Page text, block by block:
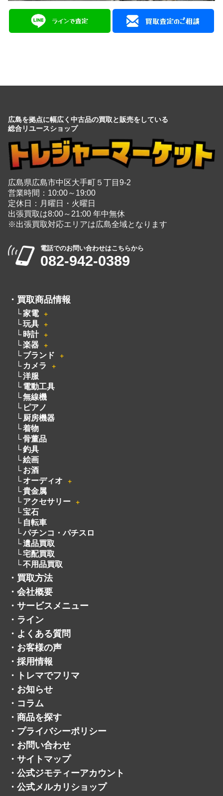
広島を拠点に幅広く中古品の買取と販売をしている
総合リユースショップ
広島県広島市中区大手町５丁目9-2
営業時間：10:00～19:00
定休日：月曜日・火曜日
出張買取は8:00～21:00 年中無休
※出張買取対応エリアは広島全域となります
電話でのお問い合わせはこちらから
082-942-0389
・ 買取商品情報
家電 ＋
玩具 ＋
時計 ＋
楽器 ＋
ブランド ＋
カメラ ＋
洋服
電動工具
無線機
ピアノ
厨房機器
着物
骨董品
釣具
絵画
お酒
オーディオ
＋
貴金属
アクセサリー
＋
宝石
自転車
パチンコ・パチスロ
遺品買取
宅配買取
不用品買取
・ 買取方法
・ 会社概要
・ サービスメニュー
・ ライン
・ よくある質問
・ お客様の声
・ 採用情報
・
トレマでフリマ
・ お知らせ
・ コラム
・ 商品を探す
・ プライバシーポリシー
・ お問い合わせ
・ サイトマップ
・ 公式ジモティーアカウント
・ 公式メルカリショップ